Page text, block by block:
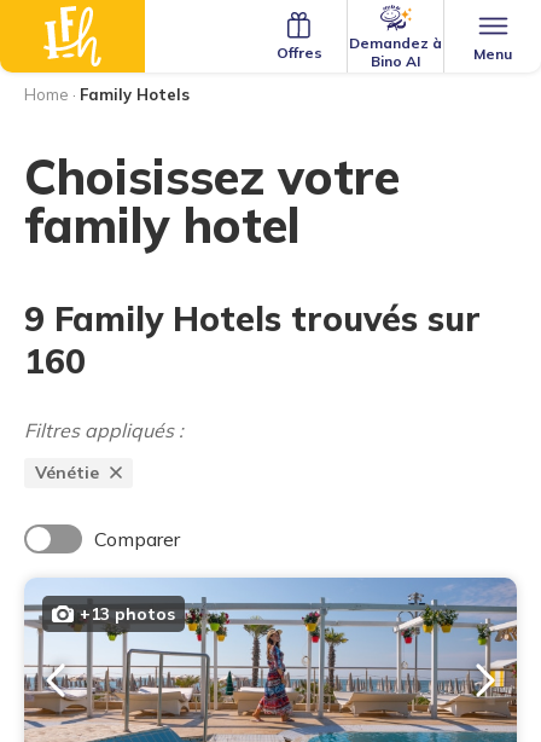
Menu
Demandez à
Bino AI
Offres
Home · Family Hotels
Choisissez votre
family hotel
9 Family Hotels trouvés sur
160
Filtres appliqués :
Vénétie
Comparer
+13 photos